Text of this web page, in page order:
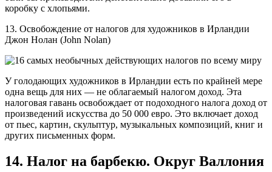
коробку с хлопьями.
13. Освобождение от налогов для художников в Ирландии
Джон Нолан (John Nolan)
У голодающих художников в Ирландии есть по крайней мере
одна вещь для них — не облагаемый налогом доход. Эта
налоговая гавань освобождает от подоходного налога доход от
произведений искусства до 50 000 евро. Это включает доход
от пьес, картин, скульптур, музыкальных композиций, книг и
других письменных форм.
14. Налог на барбекю. Округ Валлония